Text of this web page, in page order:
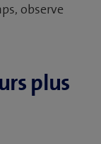
observe
plus